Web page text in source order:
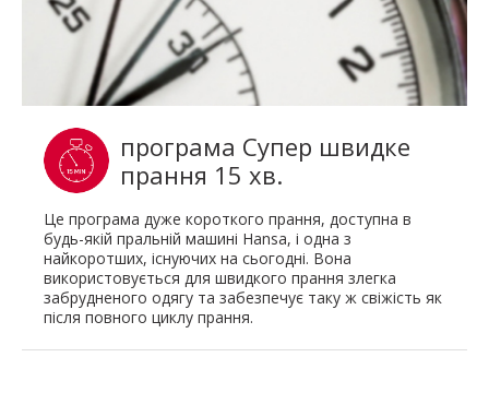
програма Супер швидке
прання 15 хв.
Це програма дуже короткого прання, доступна в
будь-якій пральній машині Hansa, і одна з
найкоротших, існуючих на сьогодні. Вона
використовується для швидкого прання злегка
забрудненого одягу та забезпечує таку ж свіжість як
після повного циклу прання.